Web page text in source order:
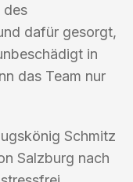
des
dafür gesorgt,
in
das Team nur
Schmitz
Salzburg nach